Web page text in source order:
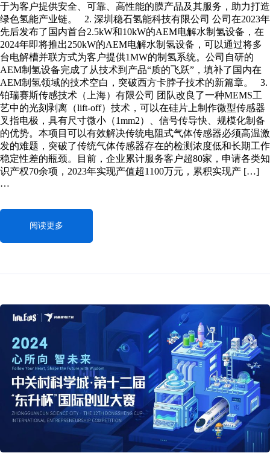
于为客户提供安全、可靠、高性能的膜产品及其服务，助力打造
绿色氢能产业链。 2. 深圳稳石氢能科技有限公司 公司在2023年
先后发布了国内首台2.5kW和10kW的AEM电解水制氢设备，在
2024年即将推出250kW的AEM电解水制氢设备，可以通过将多
台电解槽并联方式为客户提供1MW的制氢系统。公司自研的
AEM制氢设备完成了从技术到产品“质的飞跃”，填补了国内在
AEM制氢领域的技术空白，突破西方卡脖子技术的新篇章。 3.
铂瑞赛斯传感技术（上海）有限公司 团队改良了一种MEMS工
艺中的光刻剥离（lift-off）技术，可以在硅片上制作微型传感器
叉指电极，具有尺寸微小（1mm2）、信号传导快、规模化制备
的优势。本项目可以有效解决传统电阻式气体传感器必须高温激
发的难题，突破了传统气体传感器存在的检测浓度低和长期工作
稳定性差的瓶颈。目前，企业累计服务客户超80家，申请各类知
识产权70余项，2023年实现产值超1100万元，累积实现产 […]
…
阅读更多